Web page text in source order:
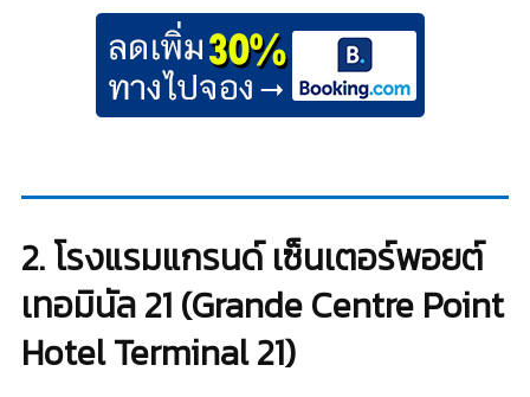
2. โรงแรมแกรนด์ เซ็นเตอร์พอยต์
เทอมินัล 21 (Grande Centre Point
Hotel Terminal 21)